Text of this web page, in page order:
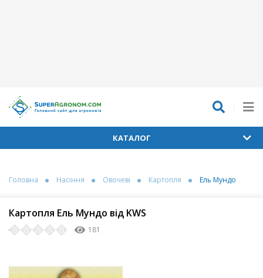
КАТАЛОГ
Головна Насіння Овочеві Картопля Ель Мундо
Картопля Ель Мундо від KWS
181